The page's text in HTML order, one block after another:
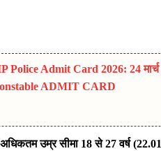
Police Admit Card 2026: 24
ADMIT CARD
उम्र सीमा 18 से 27 वर्ष